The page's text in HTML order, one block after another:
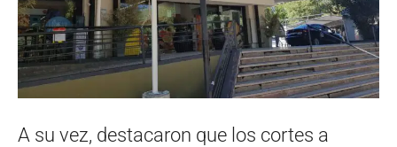
A su vez, destacaron que los cortes a